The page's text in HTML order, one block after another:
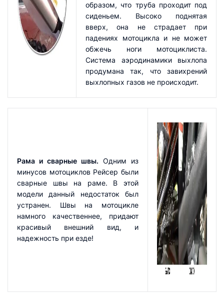
образом, что труба проходит под
сиденьем. Высоко поднятая
вверх, она не страдает при
падениях мотоцикла и не может
обжечь ноги мотоциклиста.
Система аэродинамики выхлопа
продумана так, что завихрений
выхлопных газов не происходит.
Рама и сварные швы. Одним из
минусов мотоциклов Рейсер были
сварные швы на раме. В этой
модели данный недостаток был
устранен. Швы на мотоцикле
намного качественнее, придают
красивый внешний вид, и
надежность при езде!